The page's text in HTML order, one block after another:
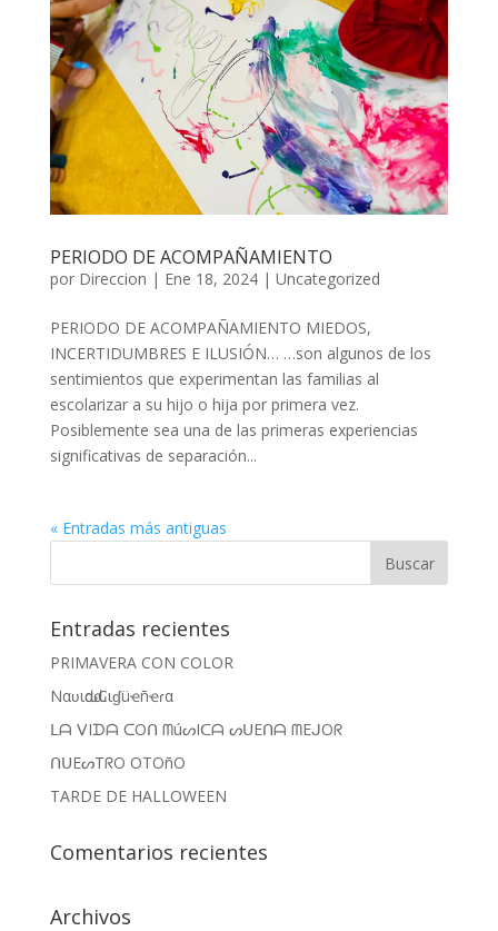
PERIODO DE ACOMPAÑAMIENTO
por Direccion | Ene 18, 2024| Uncategorized
PERIODO DE ACOMPAÑAMIENTO MIEDOS,
INCERTIDUMBRES E ILUSIÓN… …son algunos de los
sentimientos que experimentan las familias al
escolarizar a su hijo o hija por primera vez.
Posiblemente sea una de las primeras experiencias
significativas de separación...
« Entradas más antiguas
Entradas recientes
PRIMAVERA CON COLOR
Nαʋιԃαԃ Cιɠüҽñҽɾα
ᒪᗩ ᐯIᗪᗩ ᑕOᑎ ᗰúᔕIᑕᗩ ᔕᑌEᑎᗩ ᗰEᒍOᖇ
ᑎᑌEᔕTᖇO OTOñO
TARDE DE HALLOWEEN
Comentarios recientes
Archivos